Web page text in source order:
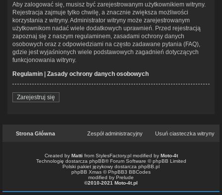
Aby zalogować się, musisz być zarejestrowanym użytkownikiem witryny.
Rejestracja zajmuje tylko chwilę, a znacznie zwiększa możliwości
korzystania z witryny. Administrator witryny może zarejestrowanym
użytkownikom nadać wiele dodatkowych uprawnień. Przed rejestracją
zapoznaj się z naszym regulaminem, zasadami ochrony danych
osobowych oraz z odpowiedziami na często zadawane pytania (FAQ),
gdzie jest wyjaśnionych wiele podstawowych zagadnień dotyczących
funkcjonowania witryny.
Regulamin | Zasady ochrony danych osobowych
Zarejestruj się
Strona Główna Usuń ciasteczka witryny
Zespół administracyjny
Created by Matti from StylesFactory.plmodified by Moto-4t
Technologię dostarcza phpBB® Forum Software © phpBB Limited
Polski pakiet językowy dostarcza phpBB.pl
phpBB Xmas ©PhpBB3 BBCodes
modified by Prelude
©2010-2021 Moto-4t.pl